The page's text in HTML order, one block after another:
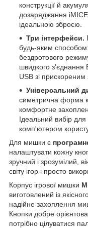
конструкції й
дозаряджання
ідеальною зброєю.
Три інтерфейси.
будь-яким
бездротового
швидкого з'єднання
USB зі
Універсальний
симетрична форма
комфортне
Ідеальний вибір
комп'ютером
Для мишки є
налаштувати кожну
зручний і зрозумілий,
світу ігор і просто
Корпус ігрової мишки
виготовлений із
надійне захоплення
Кнопки добре
потрібно цілуватися